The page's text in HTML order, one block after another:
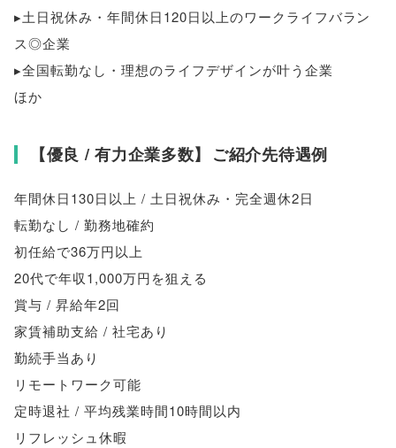
▸土日祝休み・年間休日120日以上のワークライフバラン
ス◎企業
▸全国転勤なし・理想のライフデザインが叶う企業
ほか
【優良 / 有力企業多数】 ご紹介先待遇例
年間休日130日以上 / 土日祝休み・完全週休2日
転勤なし / 勤務地確約
初任給で36万円以上
20代で年収1,000万円を狙える
賞与 / 昇給年2回
家賃補助支給 / 社宅あり
勤続手当あり
リモートワーク可能
定時退社 / 平均残業時間10時間以内
リフレッシュ休暇